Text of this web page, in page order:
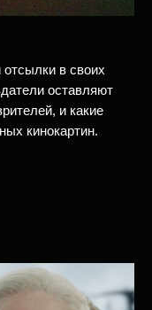
в своих
оставляют
и какие
кинокартин.